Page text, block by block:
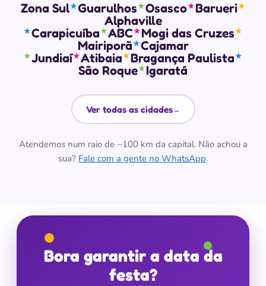
Zona Sul★Guarulhos★Osasco★Barueri★
Alphaville
★Carapicuíba★ABC★Mogi das Cruzes★
Mairiporã★Cajamar
★Jundiaí★Atibaia★Bragança Paulista★
São Roque★Igaratá
Ver todas as cidades→
Atendemos num raio de ~100 km da capital. Não achou a
sua? Fale com a gente no WhatsApp.
Bora garantir a data da
festa?